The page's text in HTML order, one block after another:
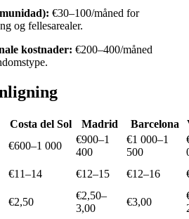
€30–100/måned for
og fellesarealer.
kostnader: €200–400/måned
Costa del Sol Madrid Barcelona
€600–1 000
€900–1
400
€1 000–1
500
€11–14 €12–15 €12–16
€2,50
€2,50–
3,00
€3,00